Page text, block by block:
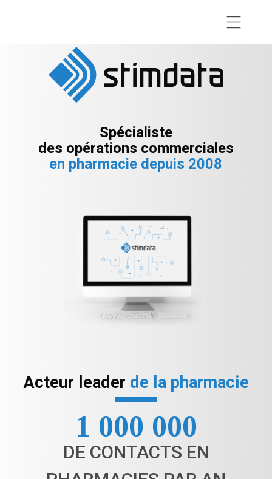
Spécialiste
des opérations commerciales
en pharmacie depuis 2008
Acteur leader de la pharmacie
1 000 000
DE CONTACTS EN